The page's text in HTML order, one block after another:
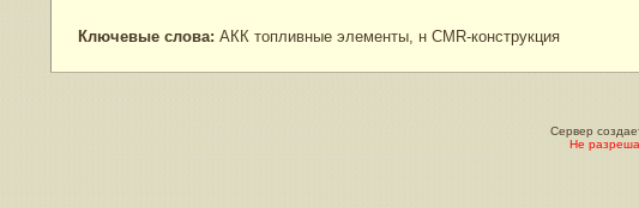
Ключевые слова: АКК топливные элементы, н CMR-конструкция
Сервер
Не